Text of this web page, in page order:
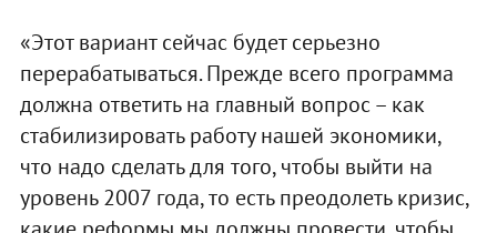
«Этот вариант сейчас будет серьезно
перерабатываться. Прежде всего программа
должна ответить на главный вопрос – как
стабилизировать работу нашей экономики,
что надо сделать для того, чтобы выйти на
уровень 2007 года, то есть преодолеть кризис,